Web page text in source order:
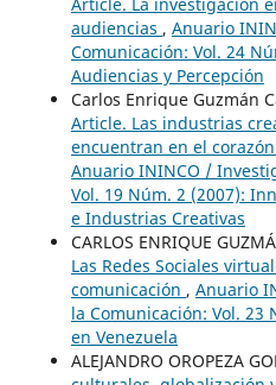
audiencias , Anuario
Comunicación: Vol. 24
Audiencias y Percepción
Carlos Enrique Guzmán
Article. Las industrias
encuentran en el
Anuario ININCO /
Vol. 19 Núm. 2 (2007):
e Industrias Creativas
CARLOS ENRIQUE
Las Redes Sociales
comunicación , Anuario
la Comunicación: Vol. 23
en Venezuela
ALEJANDRO OROPEZA